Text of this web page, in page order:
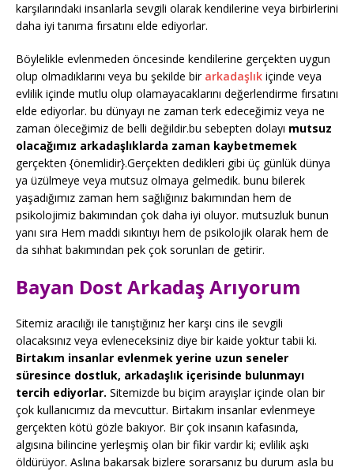
karşılarındaki insanlarla sevgili olarak kendilerine veya birbirlerini
daha iyi tanıma fırsatını elde ediyorlar.
Böylelikle evlenmeden öncesinde kendilerine gerçekten uygun
olup olmadıklarını veya bu şekilde bir arkadaşlık içinde veya
evlilik içinde mutlu olup olamayacaklarını değerlendirme fırsatını
elde ediyorlar. bu dünyayı ne zaman terk edeceğimiz veya ne
zaman öleceğimiz de belli değildir.bu sebepten dolayı mutsuz
olacağımız arkadaşlıklarda zaman kaybetmemek
gerçekten {önemlidir}.Gerçekten dedikleri gibi üç günlük dünya
ya üzülmeye veya mutsuz olmaya gelmedik. bunu bilerek
yaşadığımız zaman hem sağlığınız bakımından hem de
psikolojimiz bakımından çok daha iyi oluyor. mutsuzluk bunun
yanı sıra Hem maddi sıkıntıyı hem de psikolojik olarak hem de
da sıhhat bakımından pek çok sorunları de getirir.
Bayan Dost Arkadaş Arıyorum
Sitemiz aracılığı ile tanıştığınız her karşı cins ile sevgili
olacaksınız veya evleneceksiniz diye bir kaide yoktur tabii ki.
Birtakım insanlar evlenmek yerine uzun seneler
süresince dostluk, arkadaşlık içerisinde bulunmayı
tercih ediyorlar. Sitemizde bu biçim arayışlar içinde olan bir
çok kullanıcımız da mevcuttur. Birtakım insanlar evlenmeye
gerçekten kötü gözle bakıyor. Bir çok insanın kafasında,
algısına bilincine yerleşmiş olan bir fikir vardır ki; evlilik aşkı
öldürüyor. Aslına bakarsak bizlere sorarsanız bu durum asla bu